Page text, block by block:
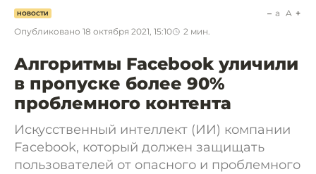
НОВОСТИ
Опубликовано 18 октября 2021, 15:10 2 мин.
a A
Алгоритмы Facebook уличили
в пропуске более 90%
проблемного контента
Искусственный интеллект (ИИ) компании
Facebook, который должен защищать
пользователей от опасного и проблемного